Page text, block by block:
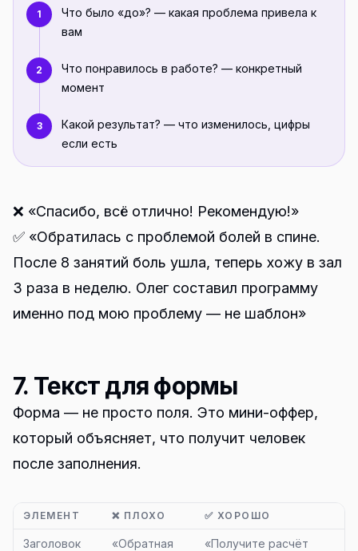
1
Что было «до»? — какая проблема привела к
вам
2
Что понравилось в работе? — конкретный
момент
3
Какой результат? — что изменилось, цифры
если есть
❌ «Спасибо, всё отлично! Рекомендую!»
✅ «Обратилась с проблемой болей в спине.
После 8 занятий боль ушла, теперь хожу в зал
3 раза в неделю. Олег составил программу
именно под мою проблему — не шаблон»
7. Текст для формы
Форма — не просто поля. Это мини-оффер,
который объясняет, что получит человек
после заполнения.
ЭЛЕМЕНТ ❌ ПЛОХО ✅ ХОРОШО
Заголовок
«Обратная
«Получите расчёт